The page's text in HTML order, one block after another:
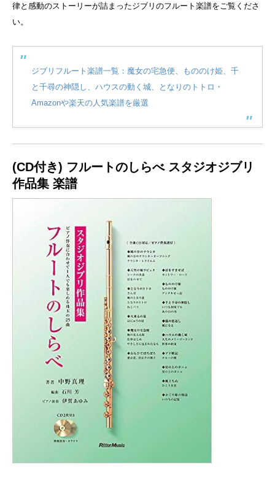
律と感動のストーリーが詰まったジブリのフルート楽譜をご覧くださ
い。
ジブリフルート楽譜一覧：魔女の宅急便、もののけ姫、千
と千尋の神隠し、ハウスの動く城、となりのトトロ・
Amazonや楽天の人気楽譜を厳選
(CD付き) フルートのしらべ スタジオジブリ
作品集 楽譜